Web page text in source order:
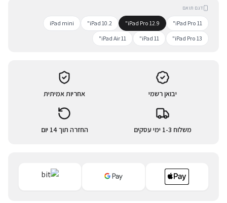
דגם תואם
iPad Pro 11"
iPad Pro 12.9"
iPad 10.2"
iPad mini
iPad Pro 13"
iPad 11"
iPad Air 11"
יבואן רשמי אחריות אמיתית
משלוח 1-3 ימי עסקים החזרה תוך 14 יום